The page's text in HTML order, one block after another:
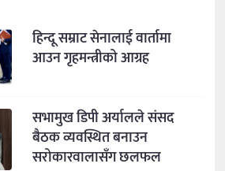
हिन्दू सम्राट सेनालाई वार्तामा
आउन गृहमन्त्रीको आग्रह
सभामुख डिपी अर्यालले संसद
बैठक व्यवस्थित बनाउन
सरोकारवालासँग छलफल